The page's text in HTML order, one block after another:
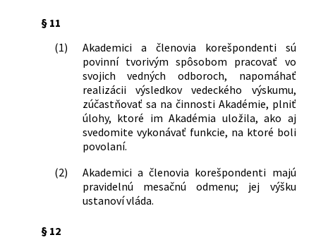
§ 11
(1)
Akademici a členovia korešpondenti sú
povinní tvorivým spôsobom pracovať vo
svojich vedných odboroch, napomáhať
realizácii výsledkov vedeckého výskumu,
zúčastňovať sa na činnosti Akadémie, plniť
úlohy, ktoré im Akadémia uložila, ako aj
svedomite vykonávať funkcie, na ktoré boli
povolaní.
(2)
Akademici a členovia korešpondenti majú
pravidelnú mesačnú odmenu; jej výšku
ustanoví vláda.
§ 12